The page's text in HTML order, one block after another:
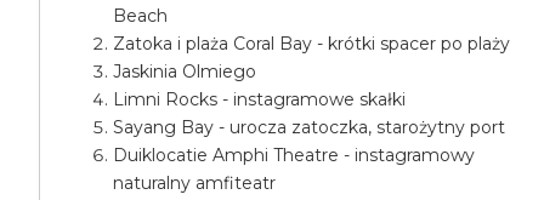
Beach
Zatoka i plaża Coral Bay - krótki spacer po plaży
Jaskinia Olmiego
Limni Rocks - instagramowe skałki
Sayang Bay - urocza zatoczka, starożytny port
Duiklocatie Amphi Theatre - instagramowy
naturalny amfiteatr